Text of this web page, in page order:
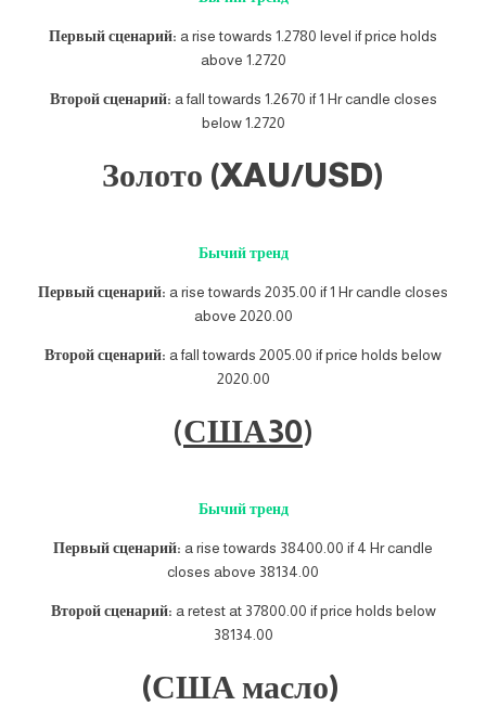
Первый сценарий: a rise towards 1.2780 level if price holds
above 1.2720
Второй сценарий: a fall towards 1.2670 if 1 Hr candle closes
below 1.2720
Золото (XAU/USD)
Бычий тренд
Первый сценарий: a rise towards 2035.00 if 1 Hr candle closes
above 2020.00
Второй сценарий: a fall towards 2005.00 if price holds below
2020.00
(США30)
Бычий тренд
Первый сценарий: a rise towards 38400.00 if 4 Hr candle
closes above 38134.00
Второй сценарий: a retest at 37800.00 if price holds below
38134.00
(США масло)